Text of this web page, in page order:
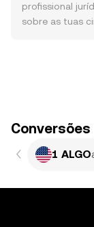
profissional
sobre as tuas
1 ALGO